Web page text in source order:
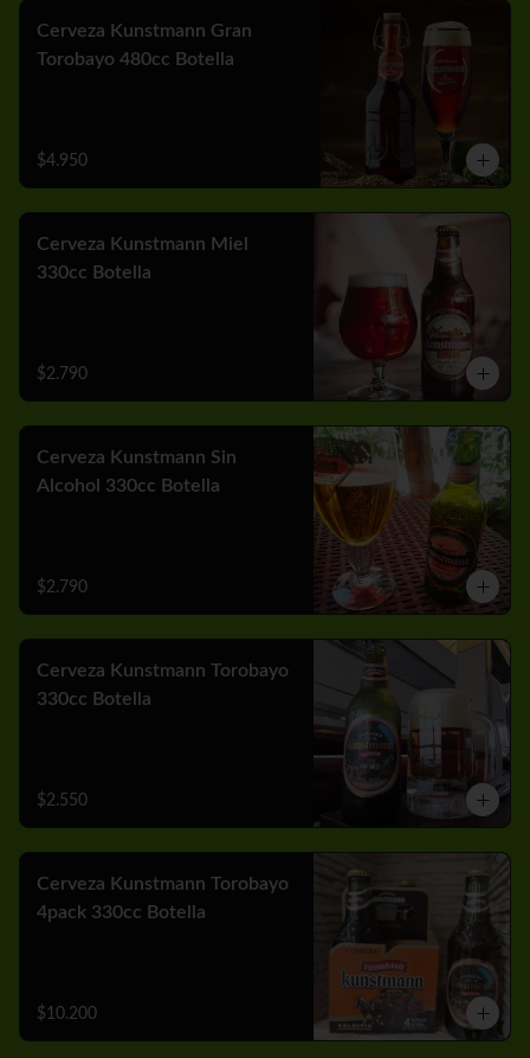
Cerveza Kunstmann Gran
Torobayo 480cc Botella
$4.950
Cerveza Kunstmann Miel
330cc Botella
$2.790
Cerveza Kunstmann Sin
Alcohol 330cc Botella
$2.790
Cerveza Kunstmann Torobayo
330cc Botella
$2.550
Cerveza Kunstmann Torobayo
4pack 330cc Botella
$10.200